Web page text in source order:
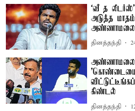
‘வீ த
அடுத்த மாதம்
அண்ணாமலை
தினத்தந்தி
அண்ணாமலை
'கொண்டையை
கிண்டல்
தினத்தந்தி